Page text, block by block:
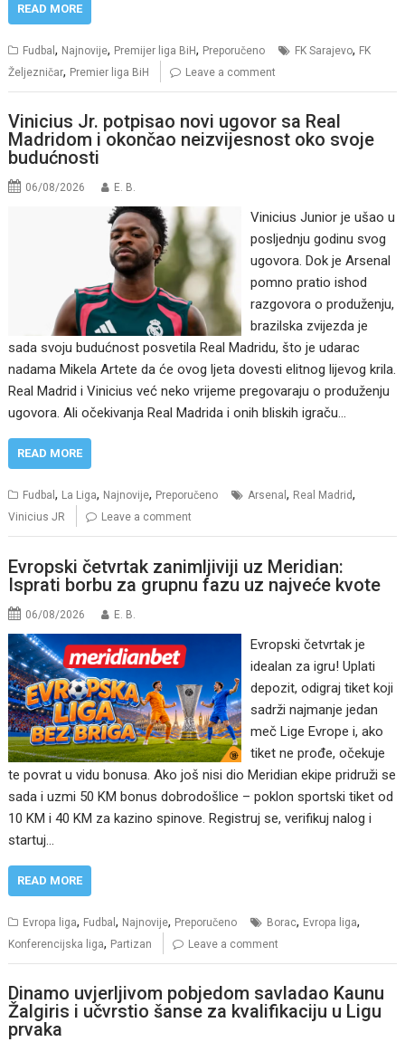
READ MORE
Fudbal, Najnovije, Premijer liga BiH, Preporučeno FK Sarajevo, FK
Željezničar, Premier liga BiH Leave a comment
Vinicius Jr. potpisao novi ugovor sa Real
Madridom i okončao neizvijesnost oko svoje
budućnosti
06/08/2026 E. B.
Vinicius Junior je ušao u
posljednju godinu svog
ugovora. Dok je Arsenal
pomno pratio ishod
razgovora o produženju,
brazilska zvijezda je
sada svoju budućnost posvetila Real Madridu, što je udarac
nadama Mikela Artete da će ovog ljeta dovesti elitnog lijevog krila.
Real Madrid i Vinicius već neko vrijeme pregovaraju o produženju
ugovora. Ali očekivanja Real Madrida i onih bliskih igraču…
READ MORE
Fudbal, La Liga, Najnovije, Preporučeno Arsenal, Real Madrid,
Vinicius JR Leave a comment
Evropski četvrtak zanimljiviji uz Meridian:
Isprati borbu za grupnu fazu uz najveće kvote
06/08/2026 E. B.
Evropski četvrtak je
idealan za igru! Uplati
depozit, odigraj tiket koji
sadrži najmanje jedan
meč Lige Evrope i, ako
tiket ne prođe, očekuje
te povrat u vidu bonusa. Ako još nisi dio Meridian ekipe pridruži se
sada i uzmi 50 KM bonus dobrodošlice – poklon sportski tiket od
10 KM i 40 KM za kazino spinove. Registruj se, verifikuj nalog i
startuj…
READ MORE
Evropa liga, Fudbal, Najnovije, Preporučeno Borac, Evropa liga,
Konferencijska liga, Partizan Leave a comment
Dinamo uvjerljivom pobjedom savladao Kaunu
Žalgiris i učvrstio šanse za kvalifikaciju u Ligu
prvaka